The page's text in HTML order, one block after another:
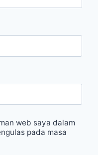
web saya dalam
pada masa